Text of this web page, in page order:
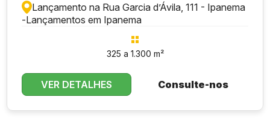
Lançamento na Rua Garcia d’Ávila, 111 - Ipanema
-Lançamentos em Ipanema
325 a 1.300 m²
VER DETALHES Consulte-nos